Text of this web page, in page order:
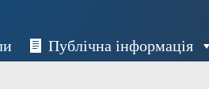
Публічна інформація